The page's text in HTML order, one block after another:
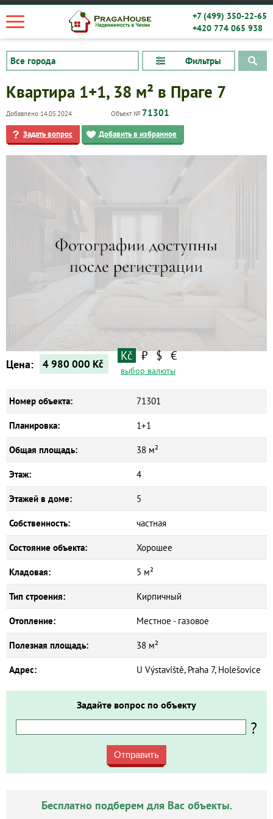
+7 (499) 350-22-65
+420 774 065 938
Фильтры
Квартира 1+1, 38 м² в Праге 7
Добавлено 14.05.2024 Объект № 71301
Задать вопрос Добавить в избранное
Цена: 4 980 000 Kč
Kč ₽ $ €
выбор валюты
Номер объекта: 71301
Планировка: 1+1
Общая площадь: 38 м²
Этаж: 4
Этажей в доме: 5
Собственность: частная
Состояние объекта: Хорошее
Кладовая: 5 м²
Тип строения: Кирпичный
Отопление: Местное - газовое
Полезная площадь: 38 м²
Адрес: U Výstaviště, Praha 7, Holešovice
Задайте вопрос по объекту
?
Отправить
Бесплатно подберем для Вас объекты.